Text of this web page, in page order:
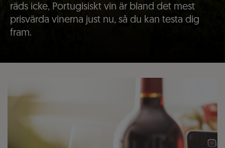
räds icke, Portugisiskt vin är bland det mest
prisvärda vinerna just nu, så du kan testa dig
fram.